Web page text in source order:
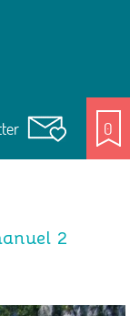
0
2